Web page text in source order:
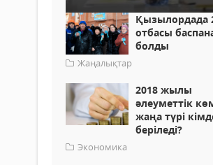
Қызылордада
отбасы
болды
Жаңалықтар
2018 жылы
әлеуметтік
жаңа түрі
беріледі?
Экономика